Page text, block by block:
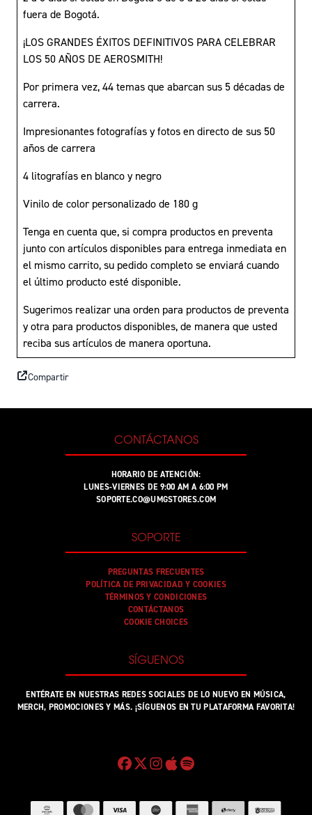
fuera de Bogotá.
¡LOS GRANDES ÉXITOS DEFINITIVOS PARA CELEBRAR
LOS 50 AÑOS DE AEROSMITH!
Por primera vez, 44 temas que abarcan sus 5 décadas de
carrera.
Impresionantes fotografías y fotos en directo de sus 50
años de carrera
4 litografías en blanco y negro
Vinilo de color personalizado de 180 g
Tenga en cuenta que, si compra productos en preventa
junto con artículos disponibles para entrega inmediata en
el mismo carrito, su pedido completo se enviará cuando
el último producto esté disponible.
Sugerimos realizar una orden para productos de preventa
y otra para productos disponibles, de manera que usted
reciba sus artículos de manera oportuna.
Compartir
CONTÁCTANOS
HORARIO DE ATENCIÓN:
LUNES-VIERNES DE 9:00 AM A 6:00 PM
SOPORTE.CO@UMGSTORES.COM
SOPORTE
PREGUNTAS FRECUENTES
POLÍTICA DE PRIVACIDAD Y COOKIES
TÉRMINOS Y CONDICIONES
CONTÁCTANOS
COOKIE CHOICES
SÍGUENOS
ENTÉRATE EN NUESTRAS REDES SOCIALES DE LO NUEVO EN MÚSICA,
MERCH, PROMOCIONES Y MÁS. ¡SÍGUENOS EN TU PLATAFORMA FAVORITA!